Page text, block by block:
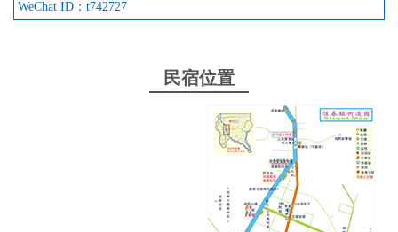
WeChat ID：t742727
民宿位置